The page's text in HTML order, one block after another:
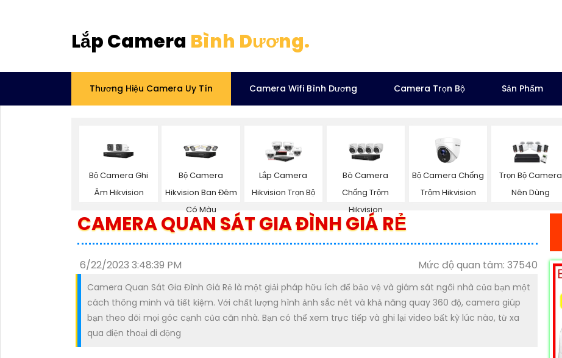
Lắp Camera Bình Dương.
Thương Hiệu Camera Uy Tín Camera Wifi Bình Dương Camera Trọn Bộ Sản Phẩm
Bộ Camera Ghi
Âm Hikvision
Bộ Camera
Hikvision Ban Đêm
Có Màu
Lắp Camera
Hikvision Trọn Bộ
Bô Camera
Chống Trộm
Hikvision
Bộ Camera Chống
Trộm Hikvision
Trọn Bộ Camera
Nên Dùng
CAMERA QUAN SÁT GIA ĐÌNH GIÁ RẺ
6/22/2023 3:48:39 PM Mức độ quan tâm: 37540
Camera Quan Sát Gia Đình Giá Rẻ là một giải pháp hữu ích để bảo vệ và giám sát ngôi nhà của bạn một
cách thông minh và tiết kiệm. Với chất lượng hình ảnh sắc nét và khả năng quay 360 độ, camera giúp
bạn theo dõi mọi góc cạnh của căn nhà. Bạn có thể xem trực tiếp và ghi lại video bất kỳ lúc nào, từ xa
qua điện thoại di động